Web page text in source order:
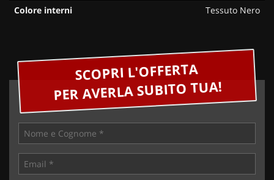
Colore interni
Tessuto Nero
SCOPRI L'OFFERTA
PER AVERLA SUBITO TUA!